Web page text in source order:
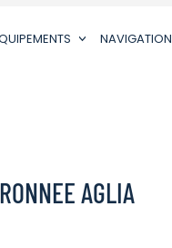
NAVIGATION
AGLIA